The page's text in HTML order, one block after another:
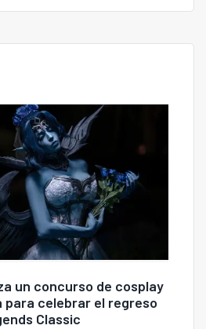
un concurso de cosplay
para celebrar el regreso
Classic